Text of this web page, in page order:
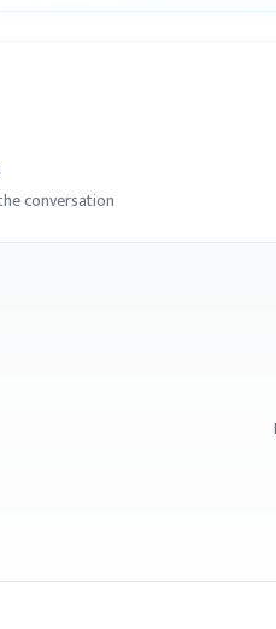
conversation